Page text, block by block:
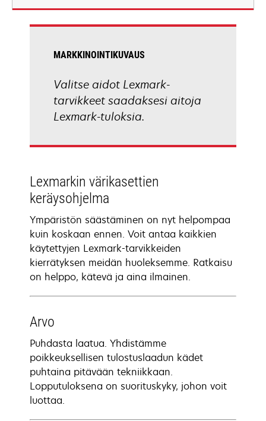
MARKKINOINTIKUVAUS
Valitse aidot Lexmark-
tarvikkeet saadaksesi aitoja
Lexmark-tuloksia.
Lexmarkin värikasettien
keräysohjelma
Ympäristön säästäminen on nyt helpompaa
kuin koskaan ennen. Voit antaa kaikkien
käytettyjen Lexmark-tarvikkeiden
kierrätyksen meidän huoleksemme. Ratkaisu
on helppo, kätevä ja aina ilmainen.
Arvo
Puhdasta laatua. Yhdistämme
poikkeuksellisen tulostuslaadun kädet
puhtaina pitävään tekniikkaan.
Lopputuloksena on suorituskyky, johon voit
luottaa.